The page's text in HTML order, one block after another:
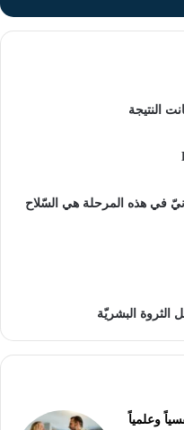
النتيجة
في هذه المرحلة هي السّلاح
الثروة البشريّة
وعلمياً